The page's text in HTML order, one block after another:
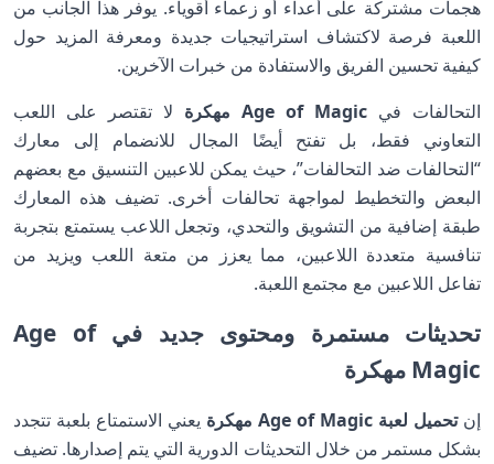
هجمات مشتركة على أعداء أو زعماء أقوياء. يوفر هذا الجانب من
اللعبة فرصة لاكتشاف استراتيجيات جديدة ومعرفة المزيد حول
كيفية تحسين الفريق والاستفادة من خبرات الآخرين.
التحالفات في Age of Magic مهكرة
لا تقتصر على اللعب
التعاوني فقط، بل تفتح أيضًا المجال للانضمام إلى معارك
“التحالفات ضد التحالفات”، حيث يمكن للاعبين التنسيق مع بعضهم
البعض والتخطيط لمواجهة تحالفات أخرى. تضيف هذه المعارك
طبقة إضافية من التشويق والتحدي، وتجعل اللاعب يستمتع بتجربة
تنافسية متعددة اللاعبين، مما يعزز من متعة اللعب ويزيد من
تفاعل اللاعبين مع مجتمع اللعبة.
تحديثات مستمرة ومحتوى جديد في Age of
Magic مهكرة
إنتحميل لعبة Age of Magic مهكرة
يعني الاستمتاع بلعبة تتجدد
بشكل مستمر من خلال التحديثات الدورية التي يتم إصدارها. تضيف